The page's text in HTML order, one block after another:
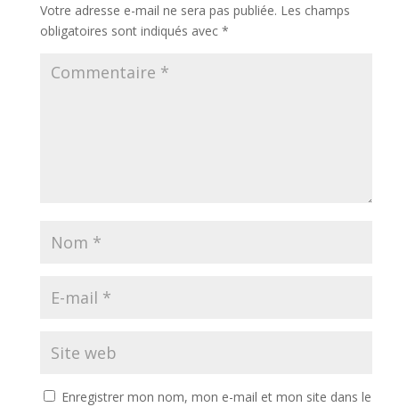
Votre adresse e-mail ne sera pas publiée. Les champs
obligatoires sont indiqués avec *
Enregistrer mon nom, mon e-mail et mon site dans le